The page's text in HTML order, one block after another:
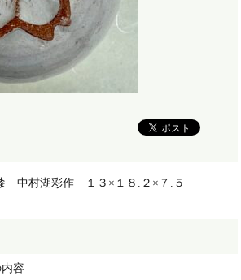
中村湖彩作 １３×１８.２×７.５
容